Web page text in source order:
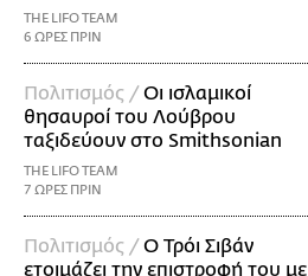
THE LIFO TEAM
6 ΩΡΕΣ ΠΡΙΝ
Πολιτισμός /Οι ισλαμικοί
θησαυροί του Λούβρου
ταξιδεύουν στο Smithsonian
THE LIFO TEAM
7 ΩΡΕΣ ΠΡΙΝ
Πολιτισμός /Ο Τρόι Σιβάν
ετοιμάζει την επιστροφή του με